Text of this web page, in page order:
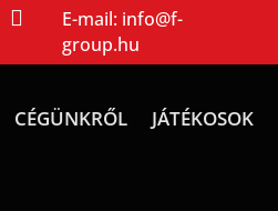
 E-mail: info@f-
group.hu
CÉGÜNKRŐL JÁTÉKOSOK